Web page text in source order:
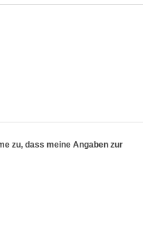
zu, dass meine Angaben zur